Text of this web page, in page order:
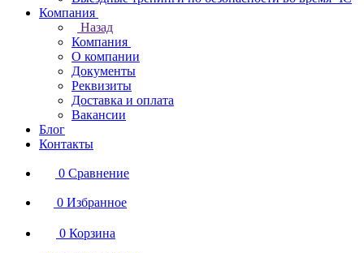
Компания
Назад
Компания
О компании
Документы
Реквизиты
Доставка и оплата
Вакансии
Блог
Контакты
0 Сравнение
0 Избранное
0 Корзина